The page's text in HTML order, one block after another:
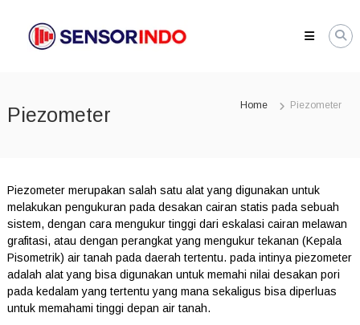
content
SENSORINDO.COM
di
Berkualitas
di
Indonesia
Piezometer Home Piezometer
Piezometer merupakan salah satu alat yang digunakan untuk
melakukan pengukuran pada desakan cairan statis pada sebuah
sistem, dengan cara mengukur tinggi dari eskalasi cairan melawan
grafitasi, atau dengan perangkat yang mengukur tekanan (Kepala
Pisometrik) air tanah pada daerah tertentu. pada intinya piezometer
adalah alat yang bisa digunakan untuk memahi nilai desakan pori
pada kedalam yang tertentu yang mana sekaligus bisa diperluas
untuk memahami tinggi depan air tanah.